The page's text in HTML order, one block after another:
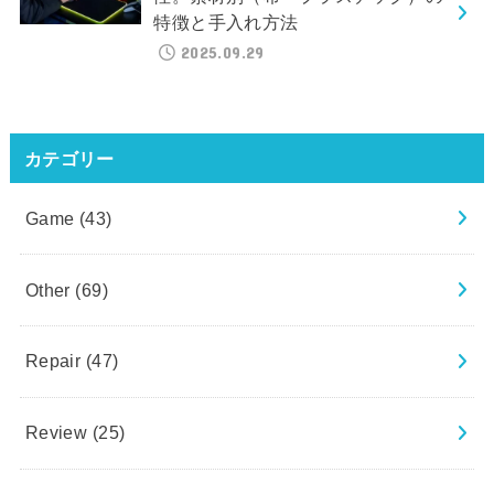
特徴と手入れ方法
2025.09.29
カテゴリー
Game (43)
Other (69)
Repair (47)
Review (25)